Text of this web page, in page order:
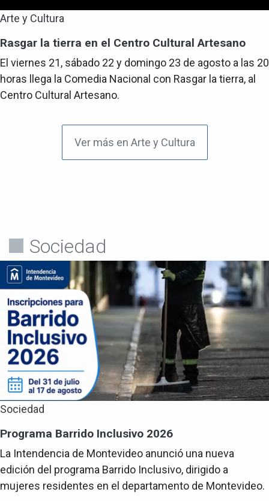
Arte y Cultura
Rasgar la tierra en el Centro Cultural Artesano
El viernes 21, sábado 22 y domingo 23 de agosto a las 20
horas llega la Comedia Nacional con Rasgar la tierra, al
Centro Cultural Artesano.
Ver más en Arte y Cultura
Sociedad
Sociedad
Programa Barrido Inclusivo 2026
La Intendencia de Montevideo anunció una nueva
edición del programa Barrido Inclusivo, dirigido a
mujeres residentes en el departamento de Montevideo.